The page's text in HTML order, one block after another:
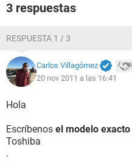
3 respuestas
RESPUESTA 1 / 3
Carlos Villagómez
20 nov 2011 a las 16:41
Hola
Escríbenos el modelo exacto
Toshiba
.